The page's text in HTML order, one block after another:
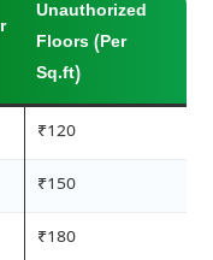
Unauthorized
Floors (Per
Sq.ft)
₹120
₹150
₹180